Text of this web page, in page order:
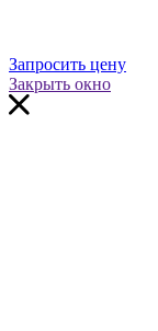
Запросить цену
Закрыть окно